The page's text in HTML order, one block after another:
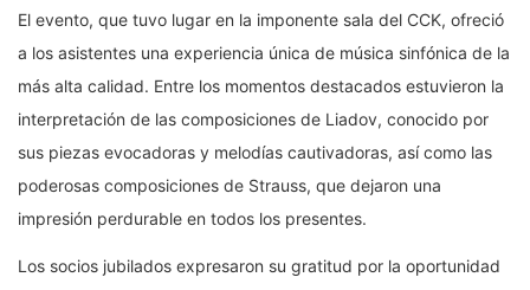
El evento, que tuvo lugar en la imponente sala del CCK, ofreció
a los asistentes una experiencia única de música sinfónica de la
más alta calidad. Entre los momentos destacados estuvieron la
interpretación de las composiciones de Liadov, conocido por
sus piezas evocadoras y melodías cautivadoras, así como las
poderosas composiciones de Strauss, que dejaron una
impresión perdurable en todos los presentes.
Los socios jubilados expresaron su gratitud por la oportunidad